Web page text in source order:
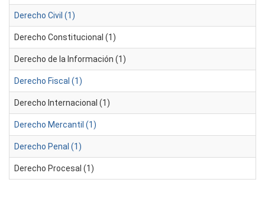
Derecho Civil (1)
Derecho Constitucional (1)
Derecho de la Información (1)
Derecho Fiscal (1)
Derecho Internacional (1)
Derecho Mercantil (1)
Derecho Penal (1)
Derecho Procesal (1)